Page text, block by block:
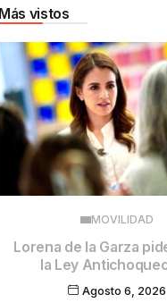
Más vistos
MOVILIDAD
Lorena de la Garza
la Ley
Agosto 6, 2026